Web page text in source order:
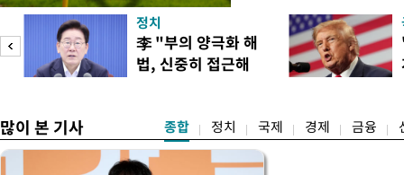
구계에 따르면 국회의 한
년 국제심판 10여 명에게
축구협회는 외국인 심판과
수십만원에서 많게는 100
정치
李 "부의 양극화 해
법, 신중히 접근해
많이 본 기사 종합 정치 국제 경제 금융